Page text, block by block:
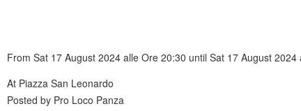
From Sat 17 August 2024 alle Ore 20:30 until Sat 17 August 2024
At Piazza San Leonardo
Posted by Pro Loco Panza